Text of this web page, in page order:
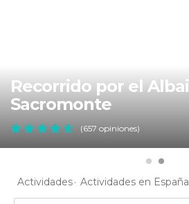
Recorrido por el Albaicín y el
Sacromonte
(657 opiniones)
Actividades Actividades en España